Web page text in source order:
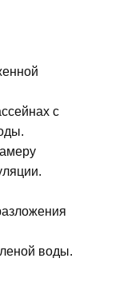
с
воды.